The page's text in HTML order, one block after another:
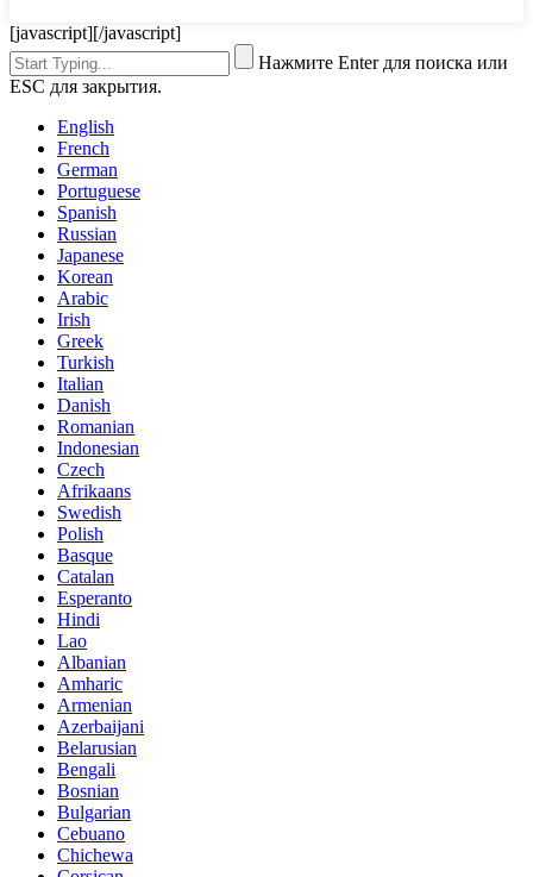
[javascript][/javascript]
Нажмите Enter для поиска или
ESC для закрытия.
English
French
German
Portuguese
Spanish
Russian
Japanese
Korean
Arabic
Irish
Greek
Turkish
Italian
Danish
Romanian
Indonesian
Czech
Afrikaans
Swedish
Polish
Basque
Catalan
Esperanto
Hindi
Lao
Albanian
Amharic
Armenian
Azerbaijani
Belarusian
Bengali
Bosnian
Bulgarian
Cebuano
Chichewa